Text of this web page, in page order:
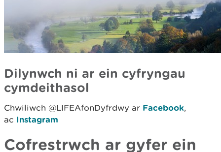
Dilynwch ni ar ein cyfryngau
cymdeithasol
Chwiliwch @LIFEAfonDyfrdwy ar Facebook,
ac Instagram
Cofrestrwch ar gyfer ein